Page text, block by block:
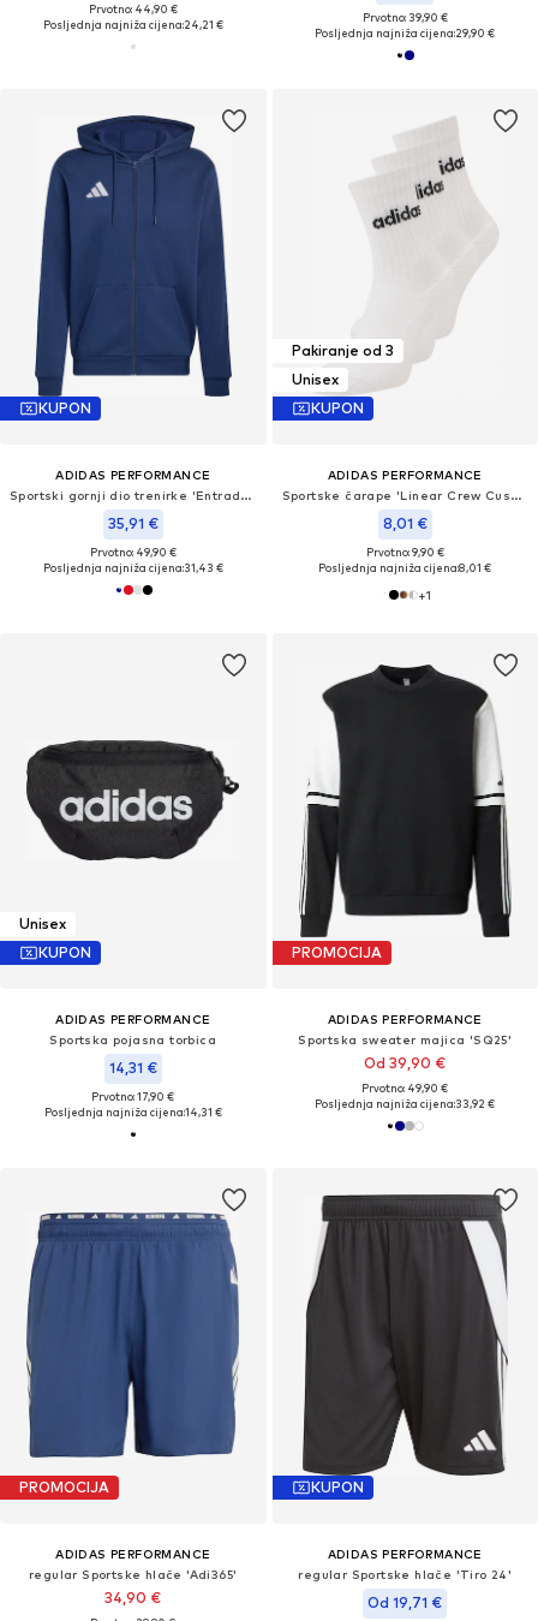
Prvotno: 44,90 €
Posljednja najniža cijena:24,21 €
Prvotno: 39,90 €
Posljednja najniža cijena:29,90 €
KUPON
ADIDAS PERFORMANCE
Sportski gornji dio trenirke 'Entrada26'
35,91 €
Prvotno: 49,90 €
Posljednja najniža cijena:31,43 €
Pakiranje od 3
Unisex
KUPON
ADIDAS PERFORMANCE
Sportske čarape 'Linear Crew Cushioned 3 Pairs'
8,01 €
Prvotno: 9,90 €
Posljednja najniža cijena:8,01 €
+1
Unisex
KUPON
ADIDAS PERFORMANCE
Sportska pojasna torbica
14,31 €
Prvotno: 17,90 €
Posljednja najniža cijena:14,31 €
PROMOCIJA
ADIDAS PERFORMANCE
Sportska sweater majica 'SQ25'
Od 39,90 €
Prvotno: 49,90 €
Posljednja najniža cijena:33,92 €
PROMOCIJA
ADIDAS PERFORMANCE
regular Sportske hlače 'Adi365'
34,90 €
KUPON
ADIDAS PERFORMANCE
regular Sportske hlače 'Tiro 24'
Od 19,71 €